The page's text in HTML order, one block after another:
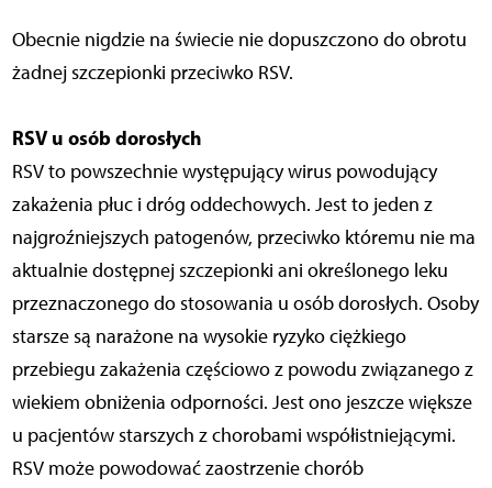
Obecnie nigdzie na świecie nie dopuszczono do obrotu
żadnej szczepionki przeciwko RSV.
RSV u osób dorosłych
RSV to powszechnie występujący wirus powodujący
zakażenia płuc i dróg oddechowych. Jest to jeden z
najgroźniejszych patogenów, przeciwko któremu nie ma
aktualnie dostępnej szczepionki ani określonego leku
przeznaczonego do stosowania u osób dorosłych. Osoby
starsze są narażone na wysokie ryzyko ciężkiego
przebiegu zakażenia częściowo z powodu związanego z
wiekiem obniżenia odporności. Jest ono jeszcze większe
u pacjentów starszych z chorobami współistniejącymi.
RSV może powodować zaostrzenie chorób